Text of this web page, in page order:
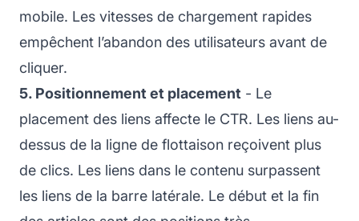
mobile. Les vitesses de chargement rapides
empêchent l’abandon des utilisateurs avant de
cliquer.
5. Positionnement et placement - Le
placement des liens affecte le CTR. Les liens au-
dessus de la ligne de flottaison reçoivent plus
de clics. Les liens dans le contenu surpassent
les liens de la barre latérale. Le début et la fin